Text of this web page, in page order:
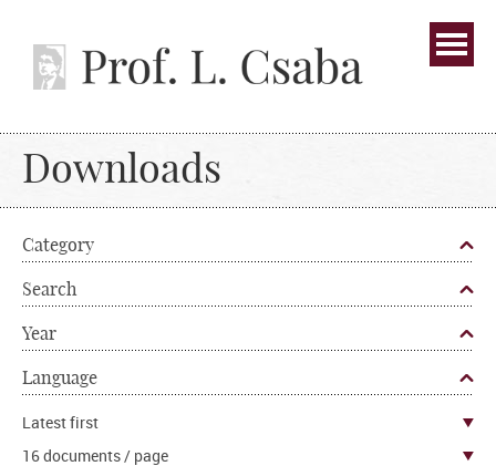
Downloads
Category
Search
Year
Language
Latest first
16 documents / page